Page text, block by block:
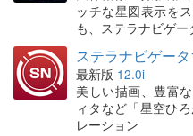
ッチな星図表示を
も、ステラナビゲー
ステラナビゲー
最新版 12.0i
美しい描画、豊富
ィタなど「星空ひ
レーション